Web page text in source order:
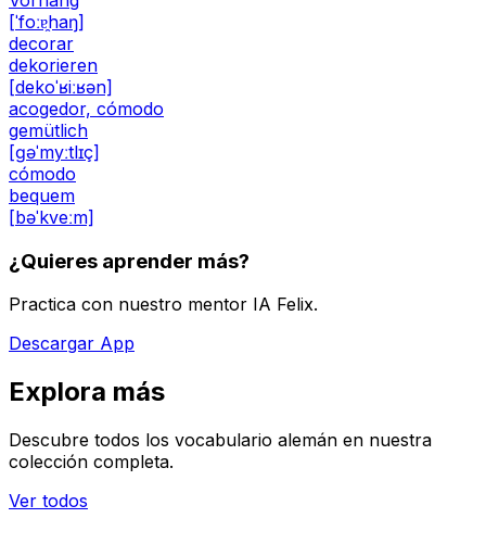
[ˈfoːɐ̯haŋ]
decorar
dekorieren
[dekoˈʁiːʁən]
acogedor, cómodo
gemütlich
[ɡəˈmyːtlɪç]
cómodo
bequem
[bəˈkveːm]
¿Quieres aprender más?
Practica con nuestro mentor IA Felix.
Descargar App
Explora más
Descubre todos los vocabulario alemán en nuestra
colección completa.
Ver todos